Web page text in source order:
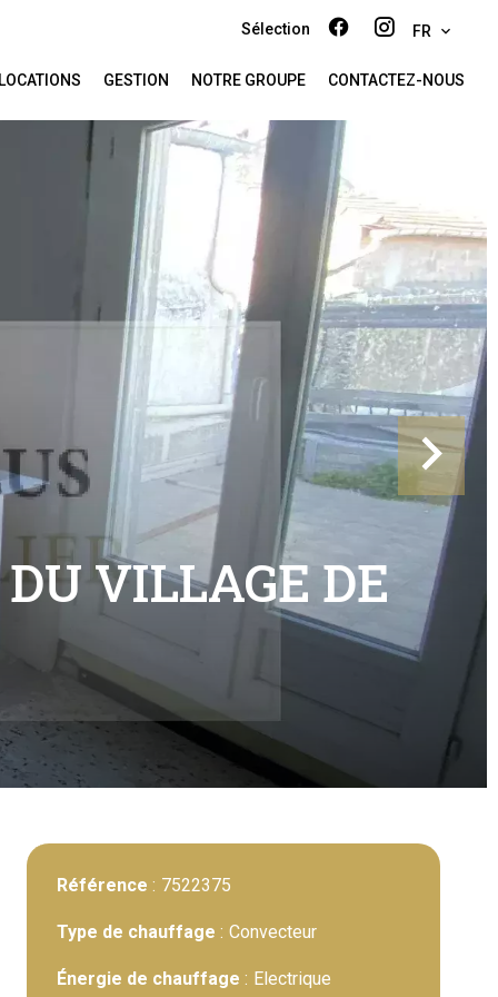
Sélection FR
GESTION NOTRE GROUPE CONTACTEZ-NOUS
VILLAGE DE
Référence 7522375
Type de chauffage Convecteur
Énergie de chauffage Electrique